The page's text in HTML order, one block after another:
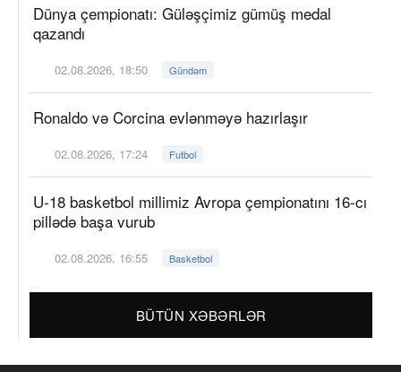
Dünya çempionatı: Güləşçimiz gümüş medal
qazandı
02.08.2026, 18:50 Gündəm
Ronaldo və Corcina evlənməyə hazırlaşır
02.08.2026, 17:24 Futbol
U-18 basketbol millimiz Avropa çempionatını 16-cı
pillədə başa vurub
02.08.2026, 16:55 Basketbol
BÜTÜN XƏBƏRLƏR